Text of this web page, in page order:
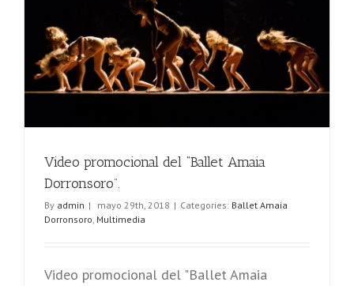
Video promocional del “Ballet Amaia
Dorronsoro”.
By admin | mayo 29th, 2018 | Categories: Ballet Amaia
Dorronsoro Multimedia
Video promocional del "Ballet Amaia